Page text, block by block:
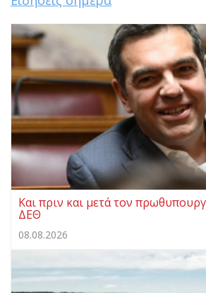
Και πριν και μετά τον
ΔΕΘ
08.08.2026